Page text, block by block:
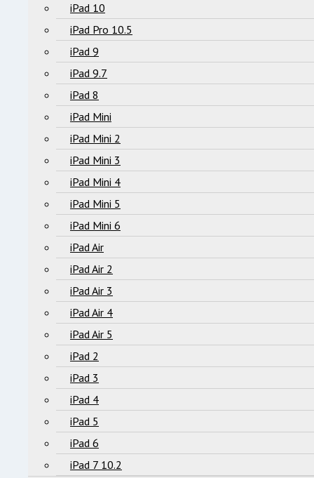
iPad 10
iPad Pro 10.5
iPad 9
iPad 9.7
iPad 8
iPad Mini
iPad Mini 2
iPad Mini 3
iPad Mini 4
iPad Mini 5
iPad Mini 6
iPad Air
iPad Air 2
iPad Air 3
iPad Air 4
iPad Air 5
iPad 2
iPad 3
iPad 4
iPad 5
iPad 6
iPad 7 10.2